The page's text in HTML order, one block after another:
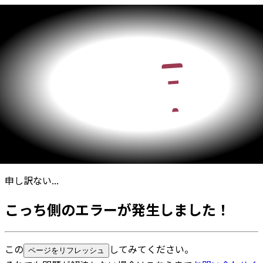
申し訳ない...
こっち側のエラーが発生しました！
この ページをリフレッシュ
してみてください。